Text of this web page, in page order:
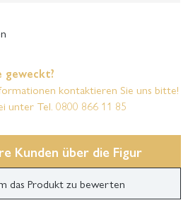
geweckt?
kontaktieren Sie uns bitte!
unter Tel. 0800 866 11 85
Kunden über die Figur
das Produkt zu bewerten